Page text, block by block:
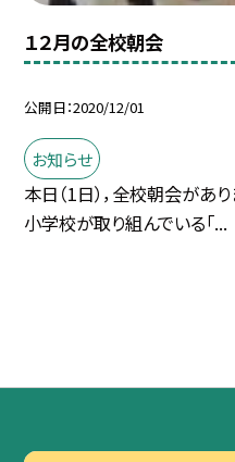
１２月の全校朝会
公開日 2020/12/01
お知らせ
本日（1日），全校朝会があ
小学校が取り組んでいる「...